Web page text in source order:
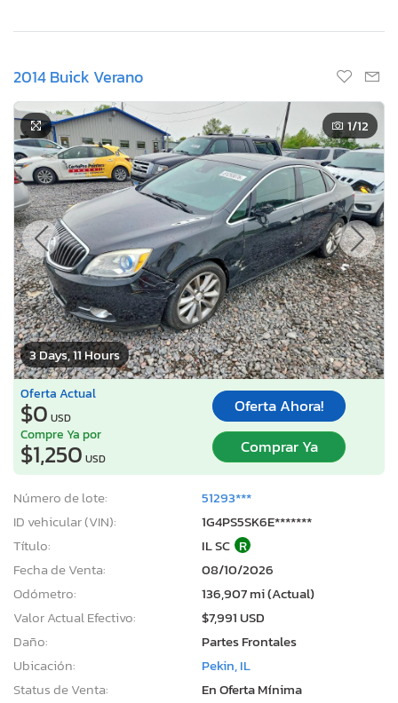
2014 Buick Verano
3 Days, 11 Hours
1/12
Oferta Actual
$0 USD
Oferta Ahora!
Compre Ya por
$1,250 USD
Comprar Ya
Número de lote:
51293***
ID vehicular (VIN):
1G4PS5SK6E*******
Título:
IL SC R
Fecha de Venta:
08/10/2026
Odómetro:
136,907 mi (Actual)
Valor Actual Efectivo:
$7,991 USD
Daño:
Partes Frontales
Ubicación:
Pekin, IL
Status de Venta:
En Oferta Mínima